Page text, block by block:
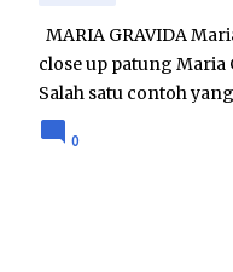
MARIA GRAVIDA
close up patung
Salah satu contoh
hubungan agama dan
Gravida. Karya
0